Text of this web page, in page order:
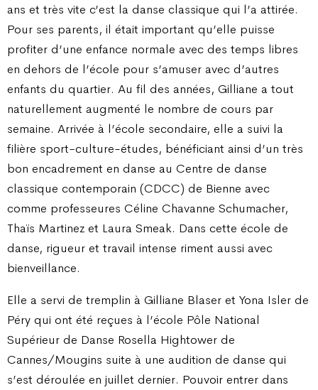
ans et très vite c’est la danse classique qui l’a attirée.
Pour ses parents, il était important qu’elle puisse
profiter d’une enfance normale avec des temps libres
en dehors de l’école pour s’amuser avec d’autres
enfants du quartier. Au fil des années, Gilliane a tout
naturellement augmenté le nombre de cours par
semaine. Arrivée à l’école secondaire, elle a suivi la
filière sport-culture-études, bénéficiant ainsi d’un très
bon encadrement en danse au Centre de danse
classique contemporain (CDCC) de Bienne avec
comme professeures Céline Chavanne Schumacher,
Thaïs Martinez et Laura Smeak. Dans cette école de
danse, rigueur et travail intense riment aussi avec
bienveillance.
Elle a servi de tremplin à Gilliane Blaser et Yona Isler de
Péry qui ont été reçues à l’école Pôle National
Supérieur de Danse Rosella Hightower de
Cannes/Mougins suite à une audition de danse qui
s’est déroulée en juillet dernier. Pouvoir entrer dans